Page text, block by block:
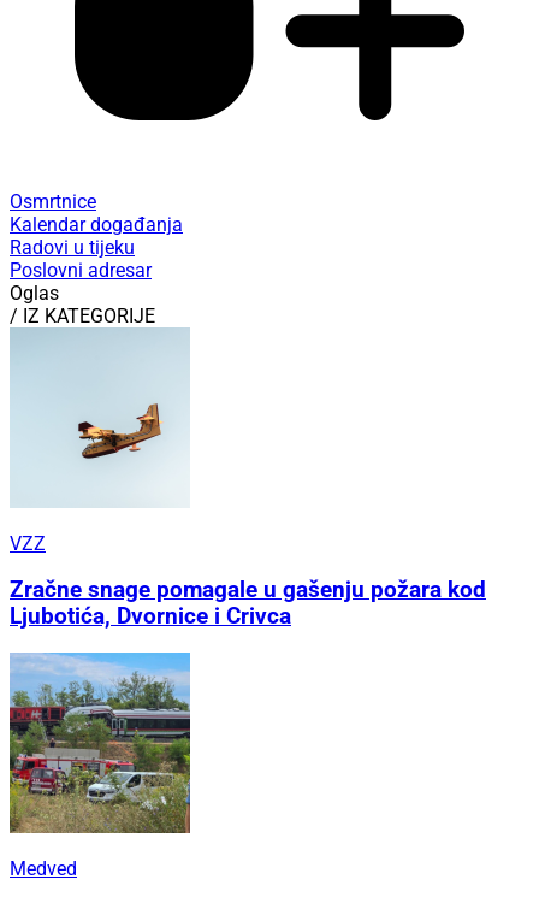
Osmrtnice
Kalendar događanja
Radovi u tijeku
Poslovni adresar
Oglas
/ IZ KATEGORIJE
VZZ
Zračne snage pomagale u gašenju požara kod
Ljubotića, Dvornice i Crivca
Medved